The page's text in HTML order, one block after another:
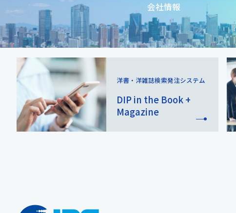
会社情報
洋書・洋雑誌検索発注システム
DIP in the Book +
Magazine